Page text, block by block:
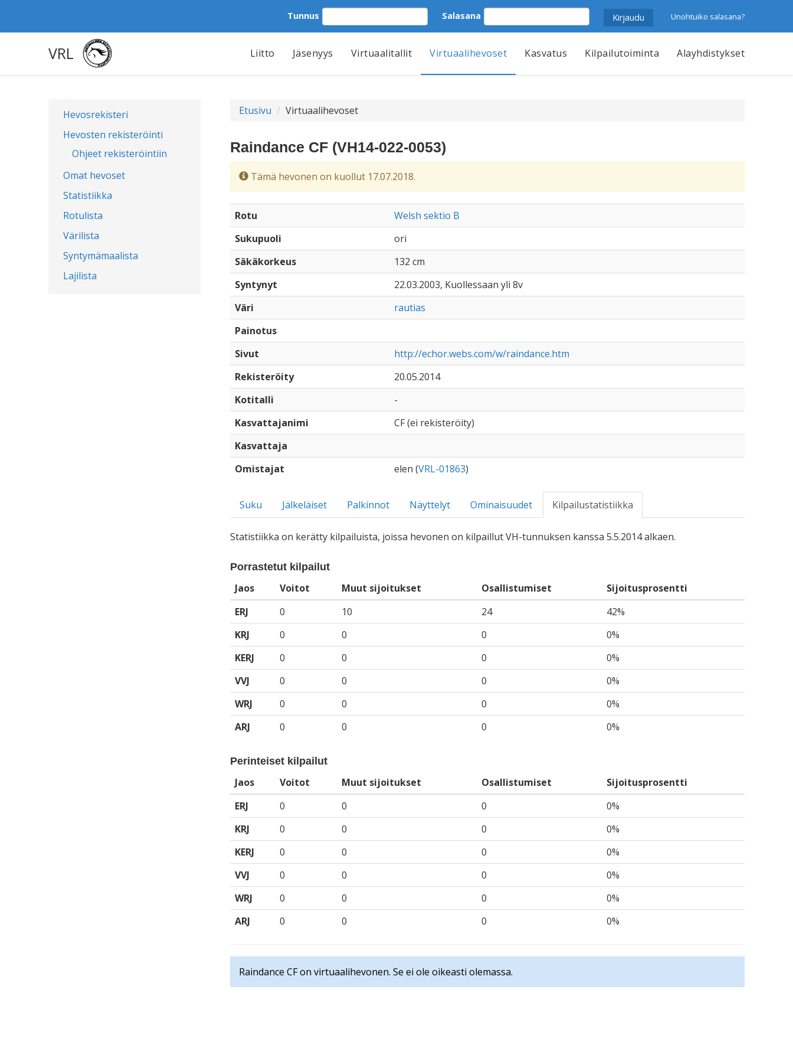
Tunnus Salasana Unohtuiko salasana?
VRL Liitto Jäsenyys Virtuaalitallit Virtuaalihevoset Kasvatus Kilpailutoiminta Alayhdistykset
Hevosrekisteri
Hevosten rekisteröinti
Ohjeet rekisteröintiin
Omat hevoset
Statistiikka
Rotulista
Värilista
Syntymämaalista
Lajilista
Etusivu Virtuaalihevoset
Raindance CF (VH14-022-0053)
Tämä hevonen on kuollut 17.07.2018.
Rotu
Welsh sektio B
Sukupuoli
ori
Säkäkorkeus
132 cm
Syntynyt
22.03.2003, Kuollessaan yli 8v
Väri
rautias
Painotus
Sivut
http://echor.webs.com/w/raindance.htm
Rekisteröity
20.05.2014
Kotitalli
-
Kasvattajanimi
CF (ei rekisteröity)
Kasvattaja
Omistajat
elen (VRL-01863)
Suku Jälkeläiset Palkinnot Näyttelyt Ominaisuudet Kilpailustatistiikka
Statistiikka on kerätty kilpailuista, joissa hevonen on kilpaillut VH-tunnuksen kanssa 5.5.2014 alkaen.
Porrastetut kilpailut
Jaos Voitot Muut sijoitukset Osallistumiset
Sijoitusprosentti
ERJ
0 10 24
42%
KRJ
0 0 0
0%
KERJ
0 0 0
0%
VVJ
0 0 0
0%
WRJ
0 0 0
0%
ARJ
0 0 0 0%
Perinteiset kilpailut
Jaos Voitot Muut sijoitukset Osallistumiset
Sijoitusprosentti
ERJ
0 0 0
0%
KRJ
0 0 0
0%
KERJ
0 0 0
0%
VVJ
0 0 0
0%
WRJ
0 0 0
0%
ARJ
0 0 0 0%
Raindance CF on virtuaalihevonen. Se ei ole oikeasti olemassa.